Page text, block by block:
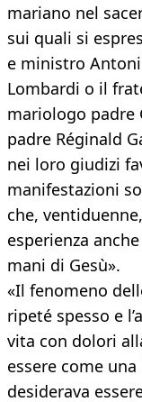
mariano nel
sui quali si
e ministro
Lombardi o il
mariologo padre
padre Réginald
nei loro giudizi
manifestazioni
che,
esperienza
mani di Gesù».
«Il fenomeno
ripeté spesso e
vita con dolori
essere come
desiderava